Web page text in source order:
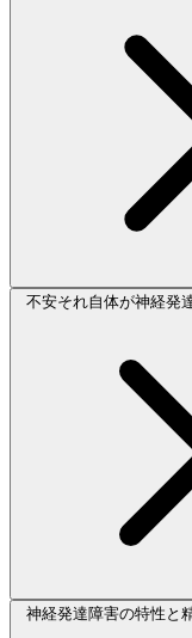
不安それ自体が神経発
神経発達障害の特性と